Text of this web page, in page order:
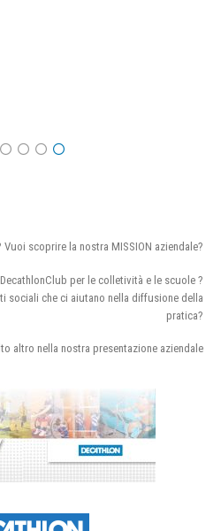
scoprire la nostra MISSION aziendale?
per le colletività e le scuole ?
sociali che ci aiutano nella diffusione della
pratica?
altro nella nostra presentazione aziendale